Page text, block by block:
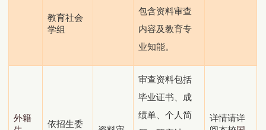
包含资料审查
内容及教育专
业知能。
教育社会
学组
外籍
依招生委
审查资料包括
毕业证书、成
绩单、个人简
详情请详